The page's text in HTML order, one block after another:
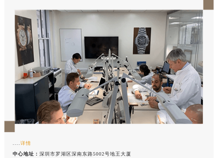
....详情
中心地址：深圳市罗湖区深南东路5002号地王大厦